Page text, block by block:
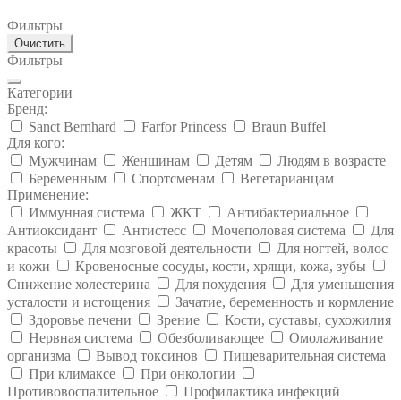
Фильтры
Очистить
Фильтры
Категории
Бренд:
Sanct Bernhard
Farfor Princess
Braun Buffel
Для кого:
Мужчинам
Женщинам Детям
Людям в возрасте
Беременным
Спортсменам
Вегетарианцам
Применение:
Иммунная система
ЖКТ
Антибактериальное
Антиоксидант
Антистесс Мочеполовая система
Для
красоты
Для мозговой деятельности
Для ногтей, волос
и кожи
Кровеносные сосуды, кости, хрящи, кожа, зубы
Снижение холестерина
Для похудения
Для уменьшения
усталости и истощения
Зачатие, беременность и кормление
Здоровье печени
Зрение
Кости, суставы, сухожилия
Нервная система
Обезболивающее
Омолаживание
организма
Вывод токсинов
Пищеварительная система
При климаксе
При онкологии
Противовоспалительное
Профилактика инфекций